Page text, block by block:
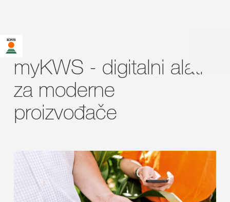
myKWS - digitalni alati
za moderne
proizvođače